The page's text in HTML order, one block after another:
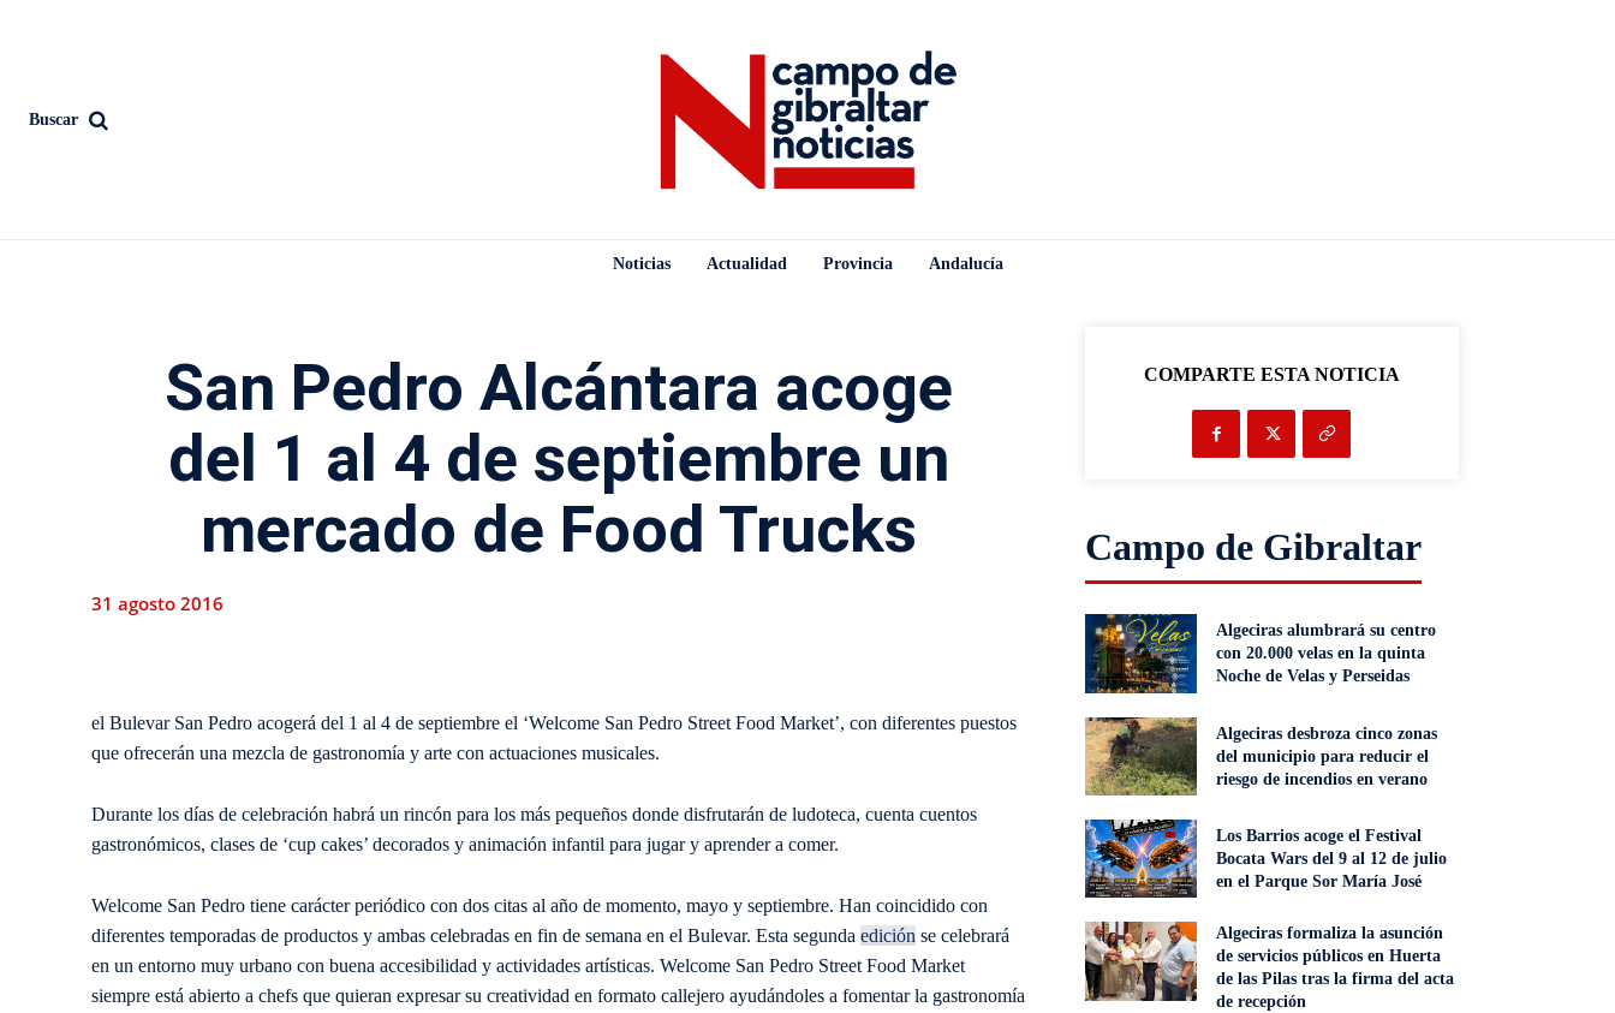
Buscar
Noticias Actualidad Provincia Andalucía
San Pedro Alcántara acoge
del 1 al 4 de septiembre un
mercado de Food Trucks
31 agosto 2016
el Bulevar San Pedro acogerá del 1 al 4 de septiembre el ‘Welcome San Pedro Street Food Market’, con diferentes puestos
que ofrecerán una mezcla de gastronomía y arte con actuaciones musicales.
Durante los días de celebración habrá un rincón para los más pequeños donde disfrutarán de ludoteca, cuenta cuentos
gastronómicos, clases de ‘cup cakes’ decorados y animación infantil para jugar y aprender a comer.
Welcome San Pedro tiene carácter periódico con dos citas al año de momento, mayo y septiembre. Han coincidido con
diferentes temporadas de productos y ambas celebradas en fin de semana en el Bulevar. Esta segunda edición se celebrará
en un entorno muy urbano con buena accesibilidad y actividades artísticas. Welcome San Pedro Street Food Market
siempre está abierto a chefs que quieran expresar su creatividad en formato callejero ayudándoles a fomentar la gastronomía
COMPARTE ESTA NOTICIA
Campo de Gibraltar
Algeciras alumbrará su centro
con 20.000 velas en la quinta
Noche de Velas y Perseidas
Algeciras desbroza cinco zonas
del municipio para reducir el
riesgo de incendios en verano
Los Barrios acoge el Festival
Bocata Wars del 9 al 12 de julio
en el Parque Sor María José
Algeciras formaliza la asunción
de servicios públicos en Huerta
de las Pilas tras la firma del acta
de recepción